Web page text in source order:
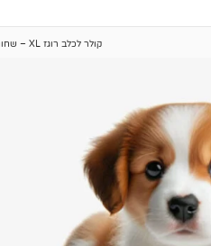
קולר לכלב רוגז XL – שחור